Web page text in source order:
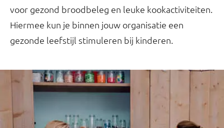
voor gezond broodbeleg en leuke kookactiviteiten.
Hiermee kun je binnen jouw organisatie een
gezonde leefstijl stimuleren bij kinderen.